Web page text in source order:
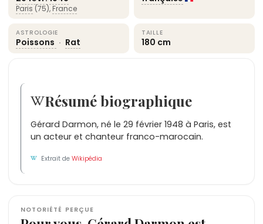
Paris (75), France
ASTROLOGIE
Poissons · Rat
TAILLE
180 cm
Résumé biographique
Gérard Darmon, né le 29 février 1948 à Paris, est
un acteur et chanteur franco-marocain.
Extrait deWikipédia
NOTORIÉTÉ PERÇUE